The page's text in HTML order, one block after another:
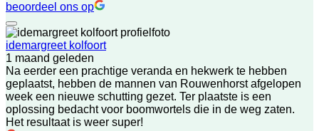
beoordeel ons op
idemargreet kolfoort
1 maand geleden
Na eerder een prachtige veranda en hekwerk te hebben
geplaatst, hebben de mannen van Rouwenhorst afgelopen
week een nieuwe schutting gezet. Ter plaatste is een
oplossing bedacht voor boomwortels die in de weg zaten.
Het resultaat is weer super!